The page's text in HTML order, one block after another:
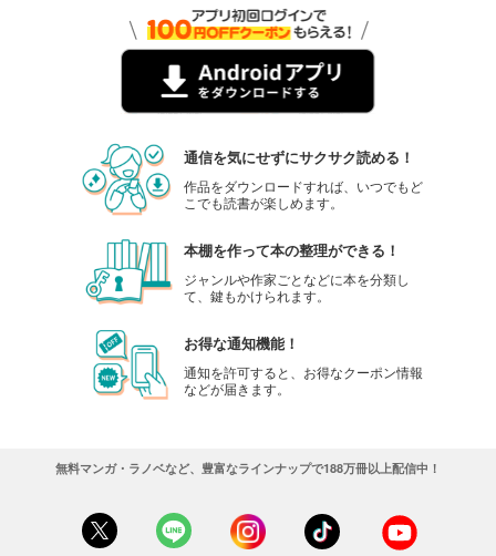
通信を気にせずにサクサク読める！
作品をダウンロードすれば、いつでもど
こでも読書が楽しめます。
本棚を作って本の整理ができる！
ジャンルや作家ごとなどに本を分類し
て、鍵もかけられます。
お得な通知機能！
通知を許可すると、お得なクーポン情報
などが届きます。
無料マンガ・ラノベなど、豊富なラインナップで188万冊以上配信中！